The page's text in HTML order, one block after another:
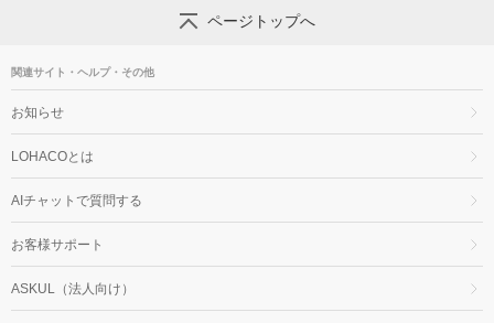
ページトップへ
関連サイト・ヘルプ・その他
お知らせ
LOHACOとは
AIチャットで質問する
お客様サポート
ASKUL（法人向け）